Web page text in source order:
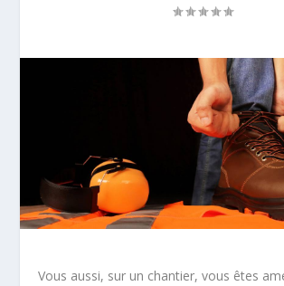
Vous aussi, sur un chantier, vous êtes